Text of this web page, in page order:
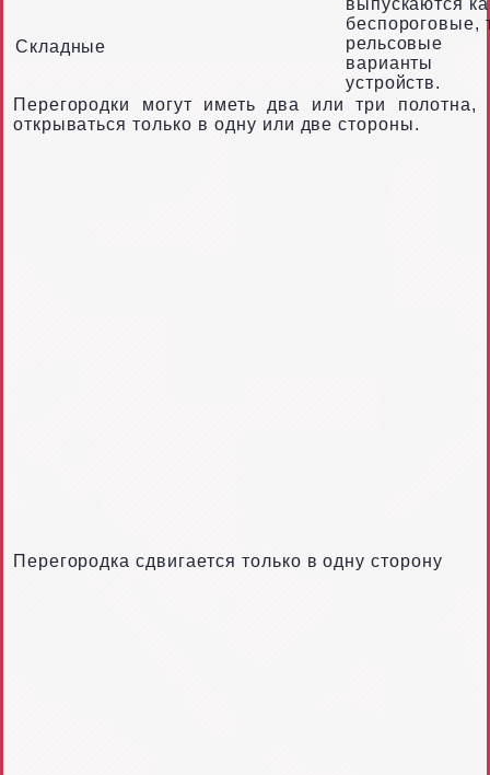
Складные
выпускаются
беспороговые,
рельсовые
варианты
устройств.
Перегородки могут иметь два или три полотна,
открываться только в одну или две стороны.
Перегородка сдвигается только в одну сторону